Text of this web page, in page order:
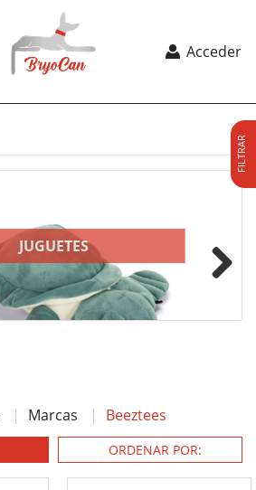
Acceder
JUGUETES
Marcas Beeztees
FILTRAR